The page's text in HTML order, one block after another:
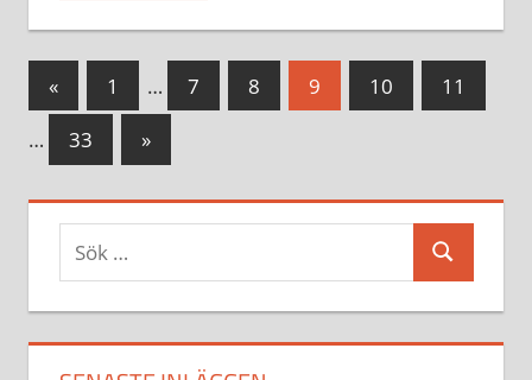
Sidnumrering
för
inlägg
«Föregående
Inlägg
1 … 7 8 9 10
11
…
33
Nästa
inlägg
»
Sök